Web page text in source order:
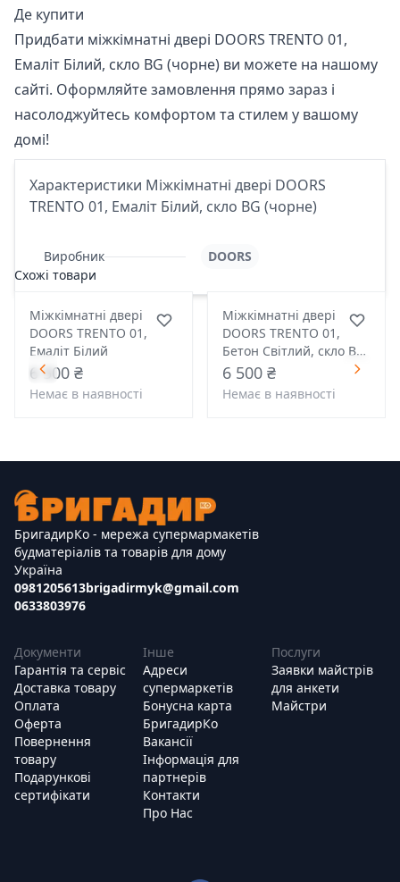
Де купити
Придбати міжкімнатні двері DOORS TRENTO 01,
Емаліт Білий, скло BG (чорне) ви можете на нашому
сайті. Оформляйте замовлення прямо зараз і
насолоджуйтесь комфортом та стилем у вашому
домі!
Характеристики Міжкімнатні двері DOORS
TRENTO 01, Емаліт Білий, скло BG (чорне)
Виробник
DOORS
Схожі товари
Міжкімнатні двері
DOORS TRENTO 01,
Емаліт Білий
6 500 ₴
Немає в наявності
Міжкімнатні двері
DOORS TRENTO 01,
Бетон Світлий, скло BG
(чорне)
6 500 ₴
Немає в наявності
БригадирКо - мережа супермармакетів
будматеріалів та товарів для дому
Україна
0981205613
0633803976
brigadirmyk@gmail.com
Документи
Гарантія та сервіс
Доставка товару
Оплата
Оферта
Повернення
товару
Подарункові
сертифікати
Інше
Адреси
супермаркетів
Бонусна карта
БригадирКо
Вакансії
Інформація для
партнерів
Контакти
Про Нас
Послуги
Заявки майстрів
для анкети
Майстри